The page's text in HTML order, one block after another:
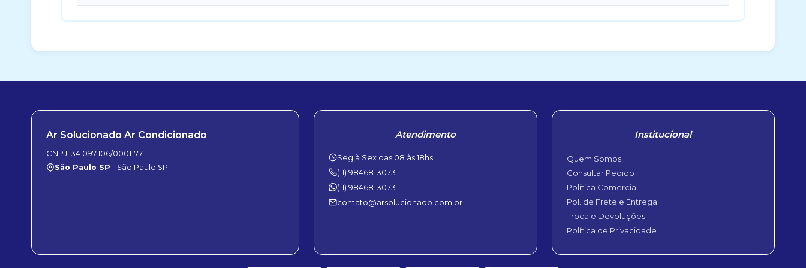
Ar Solucionado Ar Condicionado
CNPJ: 34.097.106/0001-77
São Paulo SP - São Paulo SP
Atendimento
Seg à Sex das 08 às 18hs
(11) 98468-3073
(11) 98468-3073
contato@arsolucionado.com.br
Institucional
Quem Somos
Consultar Pedido
Política Comercial
Pol. de Frete e Entrega
Troca e Devoluções
Política de Privacidade